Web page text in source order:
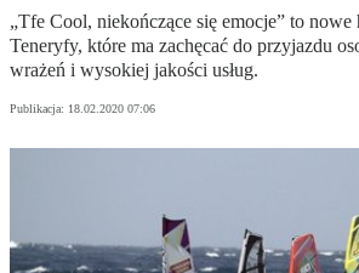
„Tfe Cool, niekończące się emocje” to nowe
Teneryfy, które ma zachęcać do przyjazdu
wrażeń i wysokiej jakości usług.
Publikacja: 18.02.2020 07:06